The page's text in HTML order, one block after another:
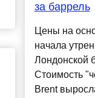
за баррель
Цены на
начала
Лондонской
Стоимость
Brent